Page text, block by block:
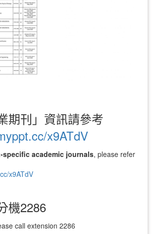
期刊」資訊請參考
x9ATdV
specific academic journals, please refer
x9ATdV
機2286
call extension 2286